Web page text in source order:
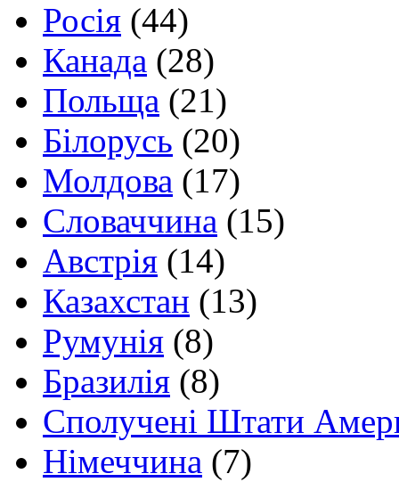
Росія (44)
Канада (28)
Польща (21)
Білорусь (20)
Молдова (17)
Словаччина (15)
Австрія (14)
Казахстан (13)
Румунія (8)
Бразилія (8)
Сполучені Штати
Німеччина (7)